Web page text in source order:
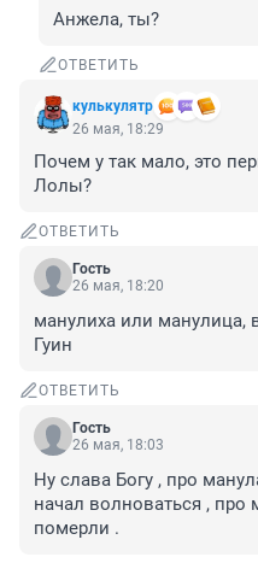
Анжела, ты?
ОТВЕТИТЬ
кулькулятр
26 мая, 18:29
Почем у так мало, это
Лолы?
ОТВЕТИТЬ
Гость
26 мая, 18:20
манулиха или манулица,
Гуин
ОТВЕТИТЬ
Гость
26 мая, 18:03
Ну слава Богу , про
начал волноваться , про
померли .